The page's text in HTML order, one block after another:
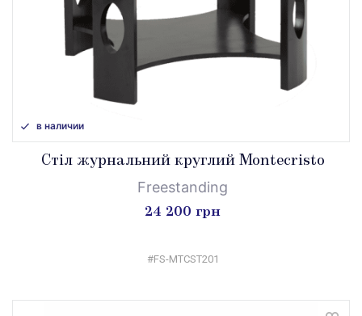
в наличии
Стіл журнальний круглий Montecristo
Freestanding
24 200 грн
#FS-MTCST201